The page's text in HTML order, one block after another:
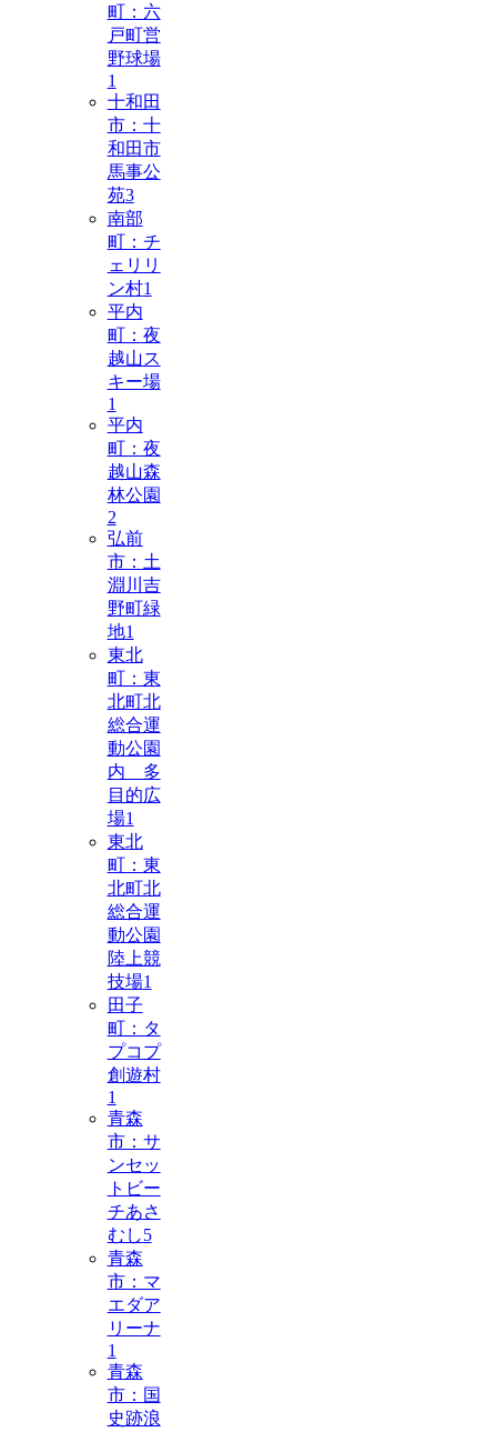
町：六
戸町営
野球場
1
十和田
市：十
和田市
馬事公
苑3
南部
町：チ
ェリリ
ン村1
平内
町：夜
越山ス
キー場
1
平内
町：夜
越山森
林公園
2
弘前
市：土
淵川吉
野町緑
地1
東北
町：東
北町北
総合運
動公園
内 多
目的広
場1
東北
町：東
北町北
総合運
動公園
陸上競
技場1
田子
町：タ
プコプ
創遊村
1
青森
市：サ
ンセッ
トビー
チあさ
むし5
青森
市：マ
エダア
リーナ
1
青森
市：国
史跡浪